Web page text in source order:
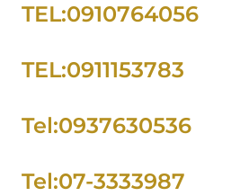
TEL:0910764056
TEL:0911153783
Tel:0937630536
Tel:07-3333987